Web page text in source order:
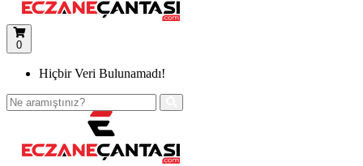
0
Hiçbir Veri Bulunamadı!